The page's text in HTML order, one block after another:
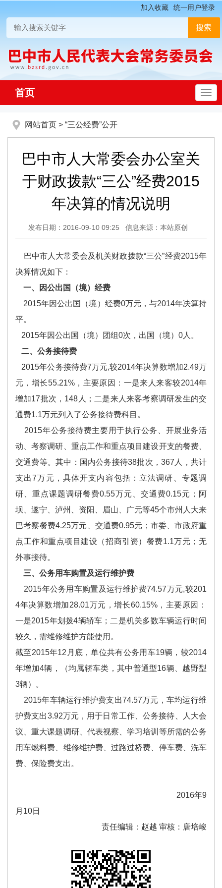
加入收藏 统一用户登录
首页
网站首页 > “三公经费”公开
巴中市人大常委会办公室关
于财政拨款“三公”经费2015
年决算的情况说明
发布日期：2016-09-10 09:25 信息来源：本站原创
巴中市人大常委会及机关财政拨款“三公”经费2015年
决算情况如下：
一、因公出国（境）经费
2015年因公出国（境）经费0万元，与2014年决算持
平。
2015年因公出国（境）团组0次，出国（境）0人。
二、公务接待费
2015年公务接待费7万元,较2014年决算数增加2.49万
元，增长55.21%，主要原因：一是来人来客较2014年
增加17批次，148人；二是来人来客考察调研发生的交
通费1.1万元列入了公务接待费科目。
2015年公务接待费主要用于执行公务、开展业务活
动、考察调研、重点工作和重点项目建设开支的餐费、
交通费等。其中：国内公务接待38批次，367人，共计
支出7万元，具体开支内容包括：立法调研、专题调
研、重点课题调研餐费0.55万元、交通费0.15元；阿
坝、遂宁、泸州、资阳、眉山、广元等45个市州人大来
巴考察餐费4.25万元、交通费0.95元；市委、市政府重
点工作和重点项目建设（招商引资）餐费1.1万元；无
外事接待。
三、公务用车购置及运行维护费
2015年公务用车购置及运行维护费74.57万元,较201
4年决算数增加28.01万元，增长60.15%，主要原因：
一是2015年划拨4辆轿车；二是机关多数车辆运行时间
较久，需维修维护方能使用。
截至2015年12月底，单位共有公务用车19辆，较2014
年增加4辆，（均属轿车类，其中普通型16辆、越野型
3辆）。
2015年车辆运行维护费支出74.57万元，车均运行维
护费支出3.92万元，用于日常工作、公务接待、人大会
议、重大课题调研、代表视察、学习培训等所需的公务
用车燃料费、维修维护费、过路过桥费、停车费、洗车
费、保险费支出。
2016年9
月10日
责任编辑：赵越 审核：唐培峻